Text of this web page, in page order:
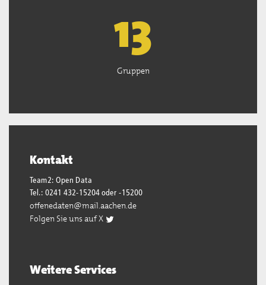
13
Gruppen
Kontakt
Team2: Open Data
Tel.: 0241 432-15204 oder -15200
offenedaten@mail.aachen.de
Folgen Sie uns auf X
Weitere Services